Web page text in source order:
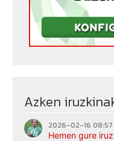
Azken
2026-02-16 08:57
Hemen gure